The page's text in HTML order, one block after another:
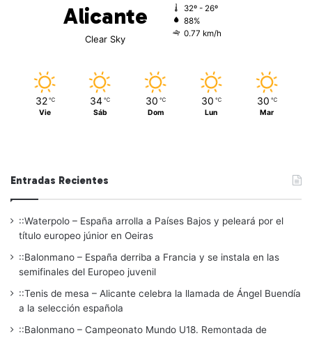
Alicante
Clear Sky
32º - 26º
88%
0.77 km/h
32 ℃
Vie
34 ℃
Sáb
30 ℃
Dom
30 ℃
Lun
30 ℃
Mar
Entradas Recientes
::Waterpolo – España arrolla a Países Bajos y peleará por el
título europeo júnior en Oeiras
::Balonmano – España derriba a Francia y se instala en las
semifinales del Europeo juvenil
::Tenis de mesa – Alicante celebra la llamada de Ángel Buendía
a la selección española
::Balonmano – Campeonato Mundo U18. Remontada de